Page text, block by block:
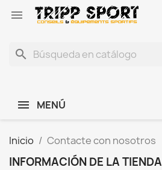

search
MENÚ
Inicio Contacte con nosotros
INFORMACIÓN DE LA TIENDA